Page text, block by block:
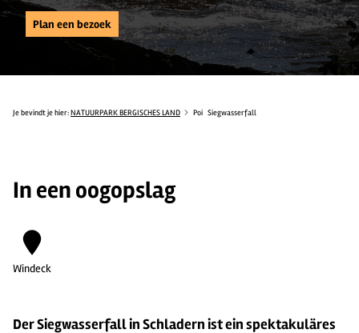
Plan een bezoek
Je bevindt je hier: NATUURPARK BERGISCHES LAND Poi Siegwasserfall
In een oogopslag
Windeck
Der Siegwasserfall in Schladern ist ein spektakuläres